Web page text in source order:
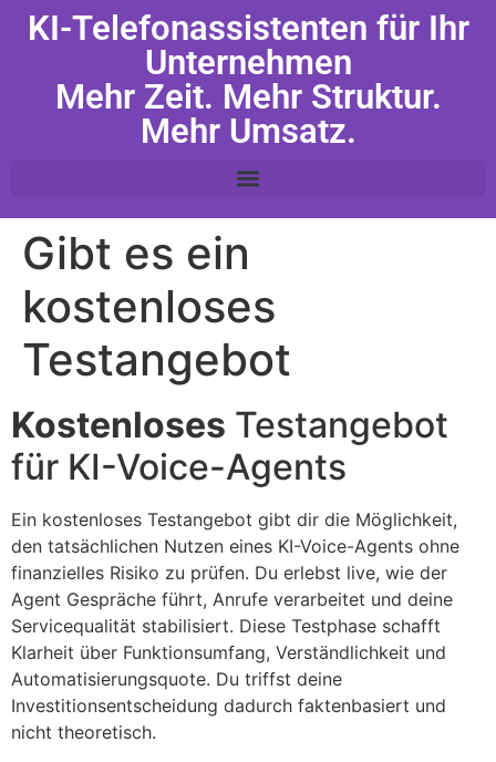
KI-Telefonassistenten für Ihr
Unternehmen
Mehr Zeit. Mehr Struktur.
Mehr Umsatz.
Gibt es ein
kostenloses
Testangebot
Kostenloses Testangebot
für KI-Voice-Agents
Ein kostenloses Testangebot gibt dir die Möglichkeit,
den tatsächlichen Nutzen eines KI-Voice-Agents ohne
finanzielles Risiko zu prüfen. Du erlebst live, wie der
Agent Gespräche führt, Anrufe verarbeitet und deine
Servicequalität stabilisiert. Diese Testphase schafft
Klarheit über Funktionsumfang, Verständlichkeit und
Automatisierungsquote. Du triffst deine
Investitionsentscheidung dadurch faktenbasiert und
nicht theoretisch.